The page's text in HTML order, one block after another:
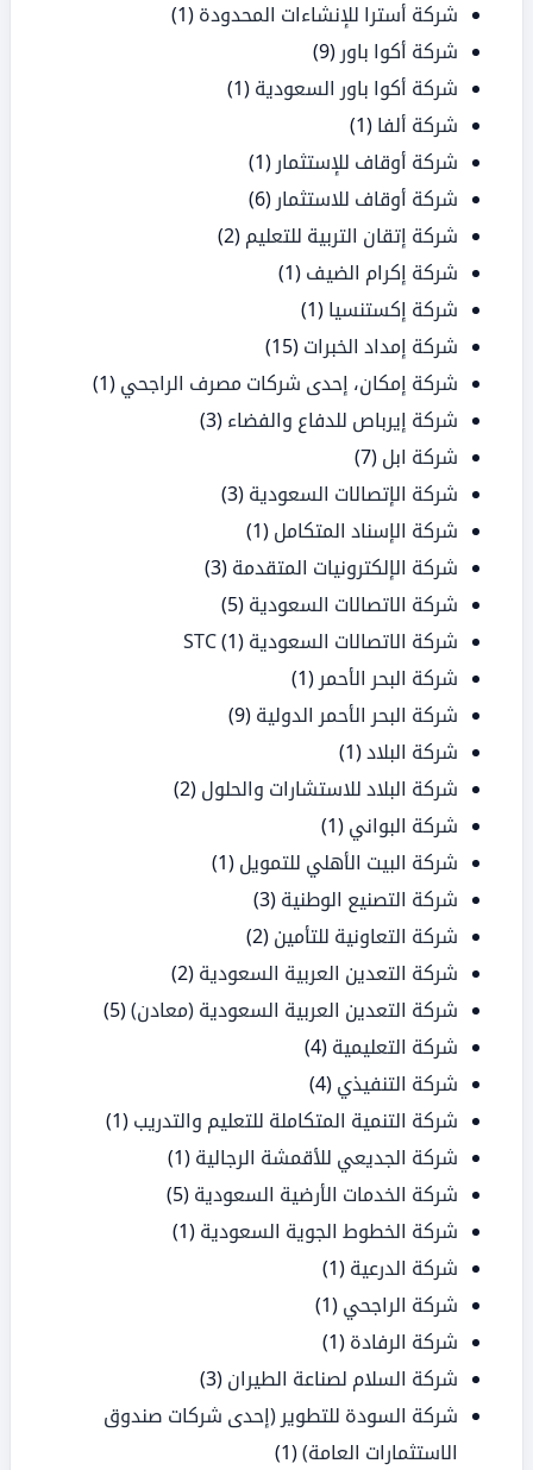
شركة أسترا للإنشاءات المحدودة (1)
شركة أكوا باور (9)
شركة أكوا باور السعودية (1)
شركة ألفا (1)
شركة أوقاف للإستثمار (1)
شركة أوقاف للاستثمار (6)
شركة إتقان التربية للتعليم (2)
شركة إكرام الضيف (1)
شركة إكستنسيا (1)
شركة إمداد الخبرات (15)
شركة إمكان، إحدى شركات مصرف الراجحي (1)
شركة إيرباص للدفاع والفضاء (3)
شركة ابل (7)
شركة الإتصالات السعودية (3)
شركة الإسناد المتكامل (1)
شركة الإلكترونيات المتقدمة (3)
شركة الاتصالات السعودية (5)
شركة الاتصالات السعودية STC (1)
شركة البحر الأحمر (1)
شركة البحر الأحمر الدولية (9)
شركة البلاد(1)
شركة البلاد للاستشارات والحلول (2)
شركة البواني (1)
شركة البيت الأهلي للتمويل (1)
شركة التصنيع الوطنية (3)
شركة التعاونية للتأمين (2)
شركة التعدين العربية السعودية (2)
شركة التعدين العربية السعودية (معادن)(5)
شركة التعليمية (4)
شركة التنفيذي (4)
شركة التنمية المتكاملة للتعليم والتدريب (1)
شركة الجديعي للأقمشة الرجالية (1)
شركة الخدمات الأرضية السعودية (5)
شركة الخطوط الجوية السعودية (1)
شركة الدرعية (1)
شركة الراجحي (1)
شركة الرفادة (1)
شركة السلام لصناعة الطيران (3)
شركة السودة للتطوير (إحدى شركات صندوق
الاستثمارات العامة)(1)